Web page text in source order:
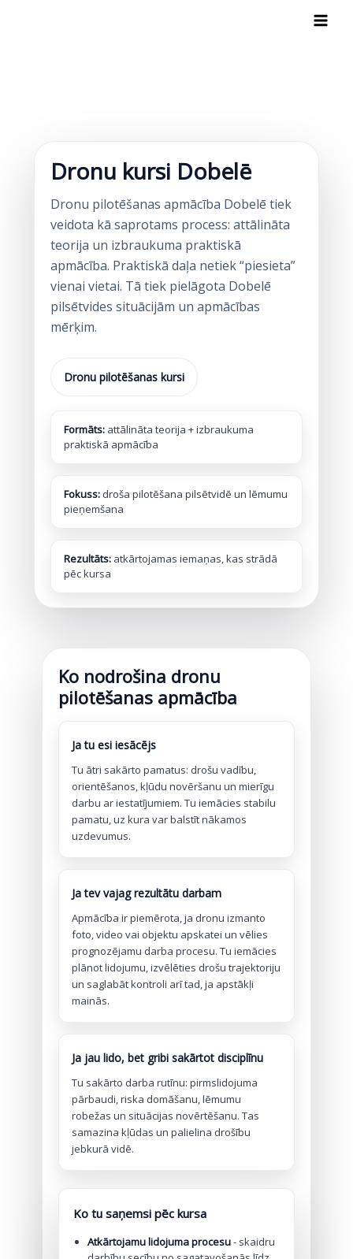
Dronu kursi Dobelē
Dronu pilotēšanas apmācība Dobelē tiek
veidota kā saprotams process: attālināta
teorija un izbraukuma praktiskā
apmācība. Praktiskā daļa netiek “piesieta”
vienai vietai. Tā tiek pielāgota Dobelē
pilsētvides situācijām un apmācības
mērķim.
Dronu pilotēšanas kursi
Formāts:attālināta teorija + izbraukuma
praktiskā apmācība
Fokuss:droša pilotēšana pilsētvidē un lēmumu
pieņemšana
Rezultāts:atkārtojamas iemaņas, kas strādā
pēc kursa
Ko nodrošina dronu
pilotēšanas apmācība
Ja tu esi iesācējs
Tu ātri sakārto pamatus: drošu vadību,
orientēšanos, kļūdu novēršanu un mierīgu
darbu ar iestatījumiem. Tu iemācies stabilu
pamatu, uz kura var balstīt nākamos
uzdevumus.
Ja tev vajag rezultātu darbam
Apmācība ir piemērota, ja dronu izmanto
foto, video vai objektu apskatei un vēlies
prognozējamu darba procesu. Tu iemācies
plānot lidojumu, izvēlēties drošu trajektoriju
un saglabāt kontroli arī tad, ja apstākļi
mainās.
Ja jau lido, bet gribi sakārtot disciplīnu
Tu sakārto darba rutīnu: pirmslidojuma
pārbaudi, riska domāšanu, lēmumu
robežas un situācijas novērtēšanu. Tas
samazina kļūdas un palielina drošību
jebkurā vidē.
Ko tu saņemsi pēc kursa
Atkārtojamu lidojuma procesu- skaidru